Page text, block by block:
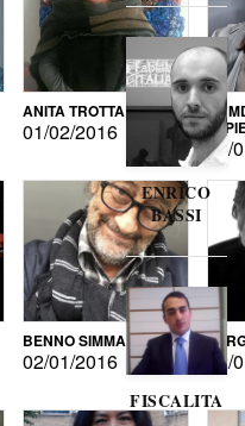
ANITA TROTTA
01/02/2016 DI
15/
BENNO SIMMA
02/01/2016
ENRICO
BASSI
FISCALITA